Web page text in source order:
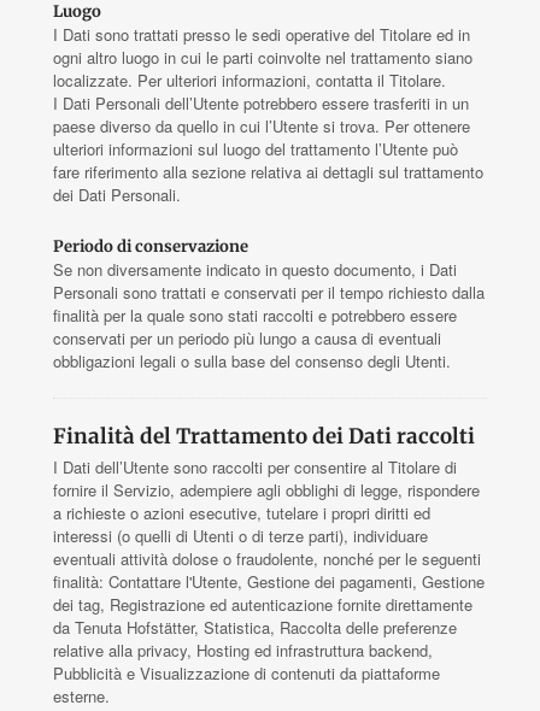
Luogo
I Dati sono trattati presso le sedi operative del Titolare ed in
ogni altro luogo in cui le parti coinvolte nel trattamento siano
localizzate. Per ulteriori informazioni, contatta il Titolare.
I Dati Personali dell’Utente potrebbero essere trasferiti in un
paese diverso da quello in cui l’Utente si trova. Per ottenere
ulteriori informazioni sul luogo del trattamento l’Utente può
fare riferimento alla sezione relativa ai dettagli sul trattamento
dei Dati Personali.
Periodo di conservazione
Se non diversamente indicato in questo documento, i Dati
Personali sono trattati e conservati per il tempo richiesto dalla
finalità per la quale sono stati raccolti e potrebbero essere
conservati per un periodo più lungo a causa di eventuali
obbligazioni legali o sulla base del consenso degli Utenti.
Finalità del Trattamento dei Dati raccolti
I Dati dell’Utente sono raccolti per consentire al Titolare di
fornire il Servizio, adempiere agli obblighi di legge, rispondere
a richieste o azioni esecutive, tutelare i propri diritti ed
interessi (o quelli di Utenti o di terze parti), individuare
eventuali attività dolose o fraudolente, nonché per le seguenti
finalità: Contattare l'Utente, Gestione dei pagamenti, Gestione
dei tag, Registrazione ed autenticazione fornite direttamente
da Tenuta Hofstätter, Statistica, Raccolta delle preferenze
relative alla privacy, Hosting ed infrastruttura backend,
Pubblicità e Visualizzazione di contenuti da piattaforme
esterne.